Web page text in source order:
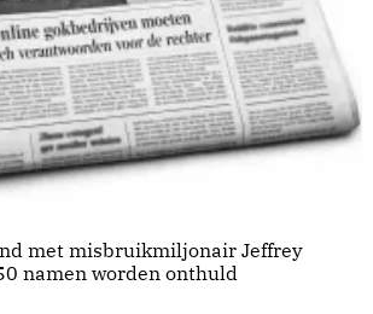
met misbruikmiljonair Jeffrey
namen worden onthuld